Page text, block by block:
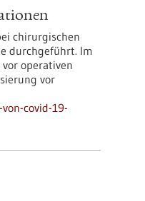
chirurgischen
durchgeführt. Im
operativen
vor
covid-19-